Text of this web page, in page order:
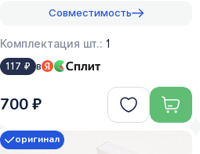
Совместимость
Комплектация шт.:1
117 ₽ в
700 ₽
оригинал